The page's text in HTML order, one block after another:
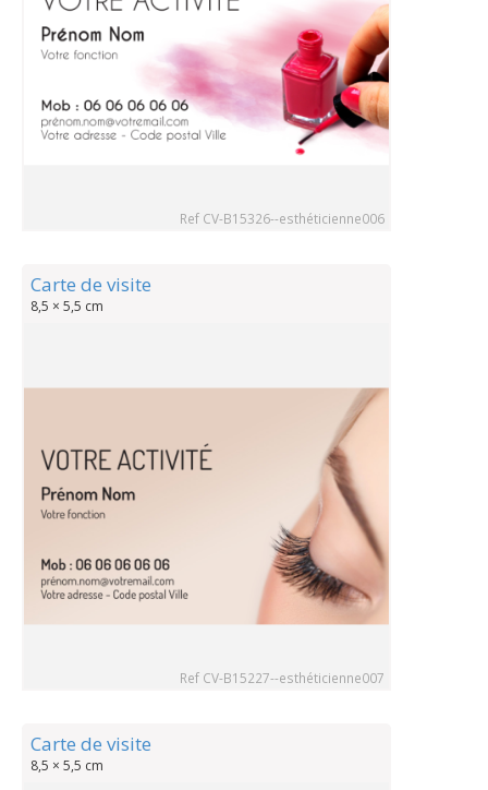
Ref CV-B15326--esthéticienne006
Carte de visite
8,5 × 5,5 cm
Ref CV-B15227--esthéticienne007
Carte de visite
8,5 × 5,5 cm